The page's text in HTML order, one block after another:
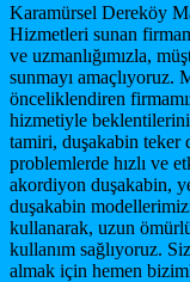
Karamürsel Dereköy
Hizmetleri sunan
ve uzmanlığımızla,
sunmayı amaçlıyoruz.
önceliklendiren
hizmetiyle
tamiri, duşakabin teker
problemlerde hızlı ve
akordiyon duşakabin,
duşakabin
kullanarak, uzun
kullanım sağlıyoruz.
almak için hemen